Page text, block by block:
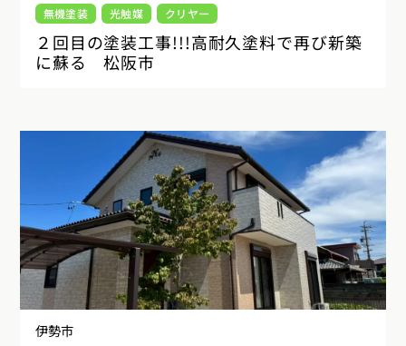
無機塗装 光触媒 クリヤー
２回目の塗装工事!!!高耐久塗料で再び新築
に蘇る 松阪市
伊勢市